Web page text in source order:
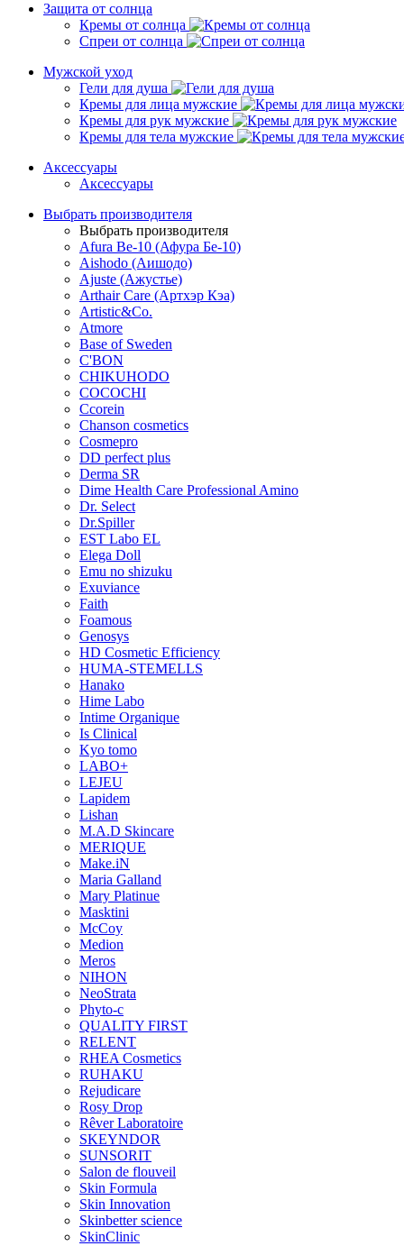
Защита от солнца
Кремы от солнца
Спреи от солнца
Мужской уход
Гели для душа
Кремы для лица мужские
Кремы для рук мужские
Кремы для тела мужские
Аксессуары
Аксессуары
Выбрать производителя
Выбрать производителя
Afura Be-10 (Афура Бе-10)
Aishodo (Аишодо)
Ajuste (Ажустье)
Arthair Care (Артхэр Кэа)
Artistic&Co.
Atmore
Base of Sweden
C'BON
CHIKUHODO
COCOCHI
Ccorein
Chanson cosmetics
Cosmepro
DD perfect plus
Derma SR
Dime Health Care Professional Amino
Dr. Select
Dr.Spiller
EST Labo EL
Elega Doll
Emu no shizuku
Exuviance
Faith
Foamous
Genosys
HD Cosmetic Efficiency
HUMA-STEMELLS
Hanako
Hime Labo
Intime Organique
Is Clinical
Kyo tomo
LABO+
LEJEU
Lapidem
Lishan
M.A.D Skincare
MERIQUE
Make.iN
Maria Galland
Mary Platinue
Masktini
McCoy
Medion
Meros
NIHON
NeoStrata
Phyto-c
QUALITY FIRST
RELENT
RHEA Cosmetics
RUHAKU
Rejudicare
Rosy Drop
Rêver Laboratoire
SKEYNDOR
SUNSORIT
Salon de flouveil
Skin Formula
Skin Innovation
Skinbetter science
SkinСlinic